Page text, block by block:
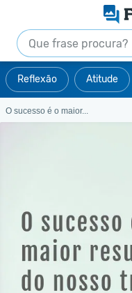
Reflexão Atitude
O sucesso é o maior...